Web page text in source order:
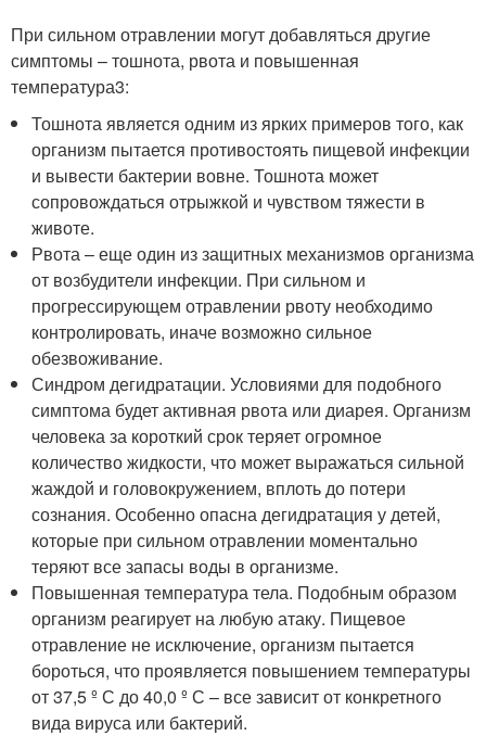
При сильном отравлении могут добавляться другие
симптомы – тошнота, рвота и повышенная
температура3:
Тошнота является одним из ярких примеров того, как
организм пытается противостоять пищевой инфекции
и вывести бактерии вовне. Тошнота может
сопровождаться отрыжкой и чувством тяжести в
животе.
Рвота – еще один из защитных механизмов организма
от возбудители инфекции. При сильном и
прогрессирующем отравлении рвоту необходимо
контролировать, иначе возможно сильное
обезвоживание.
Синдром дегидратации. Условиями для подобного
симптома будет активная рвота или диарея. Организм
человека за короткий срок теряет огромное
количество жидкости, что может выражаться сильной
жаждой и головокружением, вплоть до потери
сознания. Особенно опасна дегидратация у детей,
которые при сильном отравлении моментально
теряют все запасы воды в организме.
Повышенная температура тела. Подобным образом
организм реагирует на любую атаку. Пищевое
отравление не исключение, организм пытается
бороться, что проявляется повышением температуры
от 37,5 º С до 40,0 º С – все зависит от конкретного
вида вируса или бактерий.